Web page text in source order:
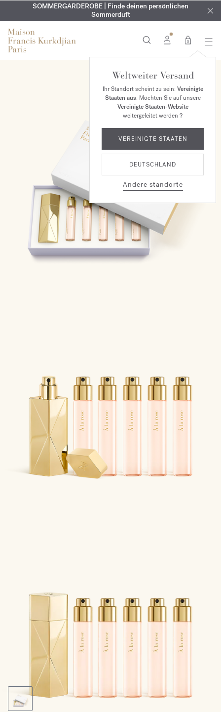
EXKLUSIV | Erhalten Sie OUD velvet moodin Ihrer Bestellung*
KOSTENLOSE GRAVUR | Auf alle Düfte und Körperöle bis zum
9. August
SOMMERGARDEROBE | Finde deinen persönlichen
Sommerduft
0
Weltweiter Versand
Ihr Standort scheint zu sein: Vereinigte
Staaten aus. Möchten Sie auf unsere
Vereinigte Staaten-Website
weitergeleitet werden ?
VEREINIGTE STAATEN
DEUTSCHLAND
Andere standorte